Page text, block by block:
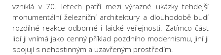
vzniklá v 70. letech patří mezi výrazné ukázky tehdejší
monumentální železniční architektury a dlouhodobě budí
rozdílné reakce odborné i laické veřejnosti. Zatímco část
lidí ji vnímá jako cenný příklad pozdního modernismu, jiní ji
spojují s nehostinným a uzavřeným prostředím.